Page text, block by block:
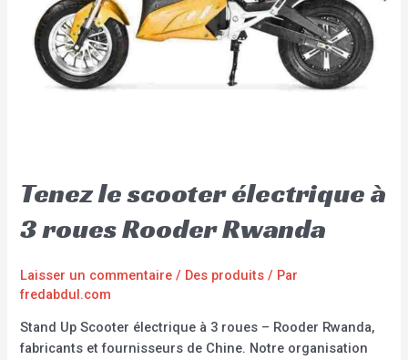
Tenez le scooter électrique à
3 roues Rooder Rwanda
Laisser un commentaire / Des produits / Par
fredabdul.com
Stand Up Scooter électrique à 3 roues – Rooder Rwanda,
fabricants et fournisseurs de Chine. Notre organisation